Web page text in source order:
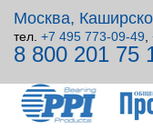
Москва,
тел. +7 495 773-09-49
8 800 201 75